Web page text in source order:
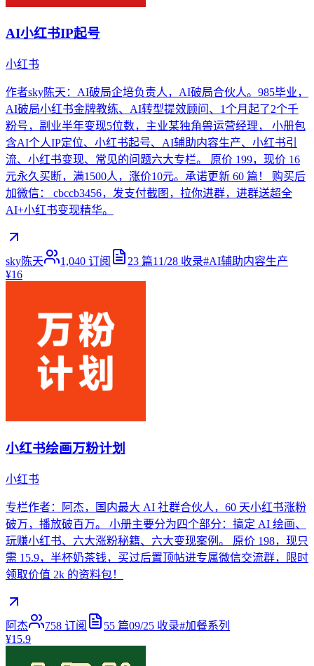
AI小红书IP起号
小红书
作者sky陈天：AI破局企培负责人，AI破局合伙人。985毕业，
AI破局小红书金牌教练、AI转型提效顾问、1个月起了2个千
粉号，副业半年变现5位数，主业某独角兽运营经理， 小册包
含AI个人IP定位、小红书起号、AI辅助内容生产、小红书引
流、小红书变现、常见的问题六大专栏。 原价 199，现价 16
元永久买断，满1500人，涨价10元。承诺更新 60 篇！ 购买后
加微信： cbccb3456，发支付截图，拉你进群，进群送超全
AI+小红书变现精华。
sky陈天 1,040 订阅 23 篇11/28 收录#AI辅助内容生产
¥16
小红书绘画万粉计划
小红书
专栏作者：阿杰，国内最大 AI 社群合伙人，60 天小红书涨粉
破万，播放破百万。 小册主要分为四个部分：搞定 AI 绘画、
玩赚小红书、六大涨粉秘籍、六大变现案例。 原价 198，现只
需 15.9，半杯奶茶钱，买过后置顶帖进专属微信交流群，限时
领取价值 2k 的资料包！
阿杰 758 订阅 55 篇09/25 收录#加餐系列
¥15.9